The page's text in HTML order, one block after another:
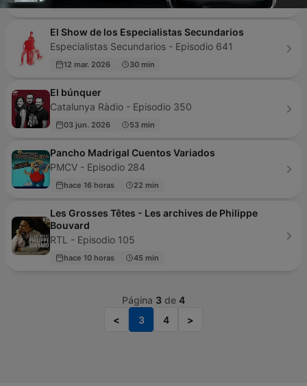
El Show de los Especialistas Secundarios
Especialistas Secundarios - Episodio 641
12 mar. 2026 30 min
El búnquer
Catalunya Ràdio - Episodio 350
03 jun. 2026 53 min
Pancho Madrigal Cuentos Variados
PMCV - Episodio 284
hace 16 horas 22 min
Les Grosses Têtes - Les archives de Philippe
Bouvard
RTL - Episodio 105
hace 10 horas 45 min
Página 3 de 4
<
3 4 >